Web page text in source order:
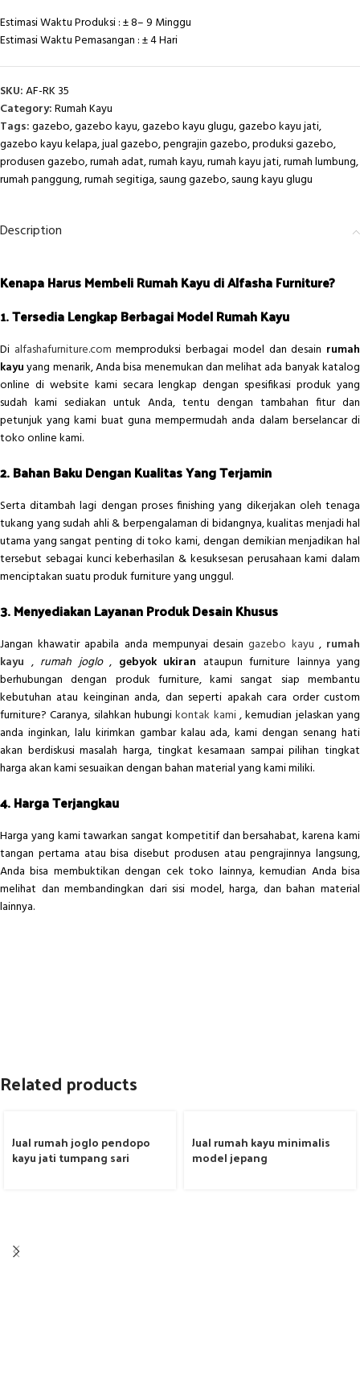
Estimasi Waktu Produksi : ± 8– 9 Minggu
Estimasi Waktu Pemasangan : ± 4 Hari
SKU:AF-RK 35
Category:Rumah Kayu
Tags:gazebo,gazebo kayu,gazebo kayu glugu,gazebo kayu jati,
gazebo kayu kelapa,jual gazebo,pengrajin gazebo,produksi gazebo,
produsen gazebo,rumah adat,rumah kayu,rumah kayu jati,rumah lumbung,
rumah panggung,rumah segitiga,saung gazebo,saung kayu glugu
Description
Kenapa Harus Membeli Rumah Kayu di Alfasha Furniture?
1. Tersedia Lengkap Berbagai Model Rumah Kayu
Di alfashafurniture.com memproduksi berbagai model dan desain rumah
kayuyang menarik, Anda bisa menemukan dan melihat ada banyak katalog
online di website kami secara lengkap dengan spesifikasi produk yang
sudah kami sediakan untuk Anda, tentu dengan tambahan fitur dan
petunjuk yang kami buat guna mempermudah anda dalam berselancar di
toko online kami.
2. Bahan Baku Dengan Kualitas Yang Terjamin
Serta ditambah lagi dengan proses finishing yang dikerjakan oleh tenaga
tukang yang sudah ahli & berpengalaman di bidangnya, kualitas menjadi hal
utama yang sangat penting di toko kami, dengan demikian menjadikan hal
tersebut sebagai kunci keberhasilan & kesuksesan perusahaan kami dalam
menciptakan suatu produk furniture yang unggul.
3. Menyediakan Layanan Produk Desain Khusus
Jangan khawatir apabila anda mempunyai desaingazebo kayu , rumah
kayu , rumah joglo, gebyok ukiran ataupun furniture lainnya yang
berhubungan dengan produk furniture, kami sangat siap membantu
kebutuhan atau keinginan anda, dan seperti apakah cara order custom
furniture? Caranya, silahkan hubungikontak kami, kemudian jelaskan yang
anda inginkan, lalu kirimkan gambar kalau ada, kami dengan senang hati
akan berdiskusi masalah harga, tingkat kesamaan sampai pilihan tingkat
harga akan kami sesuaikan dengan bahan material yang kami miliki.
4. Harga Terjangkau
Harga yang kami tawarkan sangat kompetitif dan bersahabat, karena kami
tangan pertama atau bisa disebut produsen atau pengrajinnya langsung,
Anda bisa membuktikan dengan cek toko lainnya, kemudian Anda bisa
melihat dan membandingkan dari sisi model, harga, dan bahan material
lainnya.
Related products
Jual rumah joglo pendopo
kayu jati tumpang sari
Jual rumah kayu minimalis
model jepang